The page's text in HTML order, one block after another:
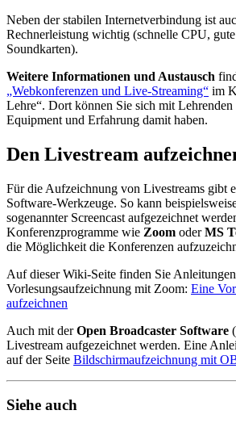
Neben der stabilen Internetverbindung ist
Rechnerleistung wichtig (schnelle CPU,
Soundkarten).
Weitere Informationen und Austausch
„Webkonferenzen und Live-Streaming“ im
Lehre“. Dort können Sie sich mit Lehrenden
Equipment und Erfahrung damit haben.
Den Livestream
Für die Aufzeichnung von Livestreams gibt
Software-Werkzeuge. So kann
sogenannter Screencast aufgezeichnet
Konferenzprogramme wie Zoom oderMS
die Möglichkeit die Konferenzen
Auf dieser Wiki-Seite finden Sie
Vorlesungsaufzeichnung mit Zoom: Eine
aufzeichnen
Auch mit derOpen Broadcaster Software
Livestream aufgezeichnet werden. Eine
auf der Seite Bildschirmaufzeichnung mit
Siehe auch